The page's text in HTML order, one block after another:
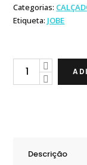
Categorias:
Etiqueta: JOBE
Jobe
quantity
Descrição